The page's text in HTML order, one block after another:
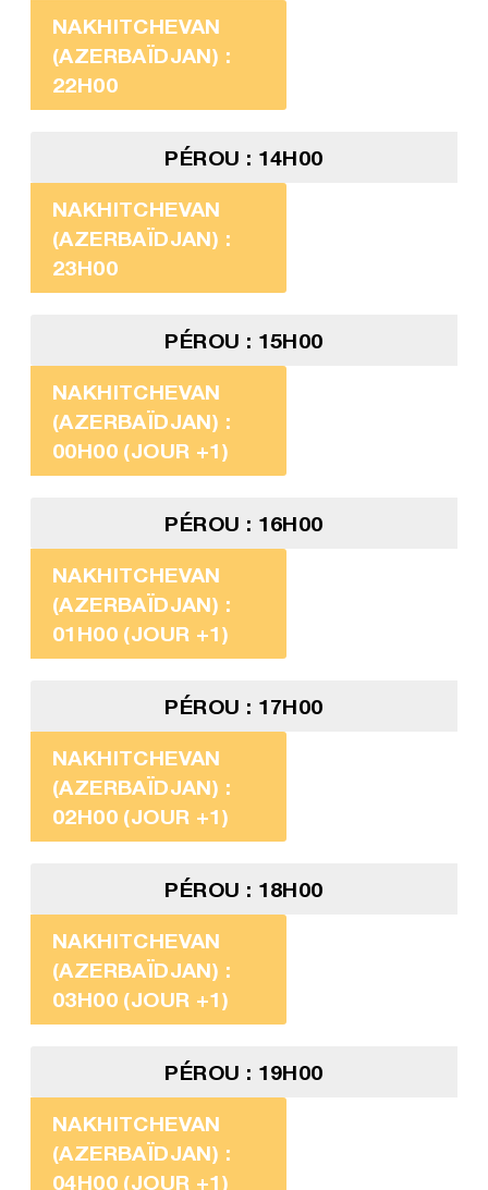
NAKHITCHEVAN
(AZERBAÏDJAN) :
22H00
PÉROU : 14H00
NAKHITCHEVAN
(AZERBAÏDJAN) :
23H00
PÉROU : 15H00
NAKHITCHEVAN
(AZERBAÏDJAN) :
00H00 (JOUR +1)
PÉROU : 16H00
NAKHITCHEVAN
(AZERBAÏDJAN) :
01H00 (JOUR +1)
PÉROU : 17H00
NAKHITCHEVAN
(AZERBAÏDJAN) :
02H00 (JOUR +1)
PÉROU : 18H00
NAKHITCHEVAN
(AZERBAÏDJAN) :
03H00 (JOUR +1)
PÉROU : 19H00
NAKHITCHEVAN
(AZERBAÏDJAN) :
04H00 (JOUR +1)